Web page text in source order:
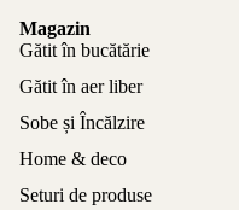
Magazin
Gătit în bucătărie
Gătit în aer liber
Sobe și Încălzire
Home & deco
Seturi de produse